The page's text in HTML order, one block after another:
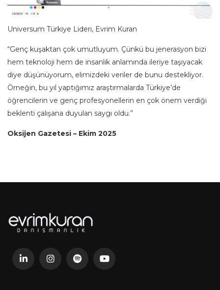
Universum Türkiye Lideri, Evrim Kuran
“Genç kuşaktan çok umutluyum. Çünkü bu jenerasyon bizi
hem teknoloji hem de insanlık anlamında ileriye taşıyacak
diye düşünüyorum, elimizdeki veriler de bunu destekliyor.
Örneğin, bu yıl yaptığımız araştırmalarda Türkiye’de
öğrencilerin ve genç profesyonellerin en çok önem verdiği
beklenti çalışana duyulan saygı oldu.”
Oksijen Gazetesi – Ekim 2025